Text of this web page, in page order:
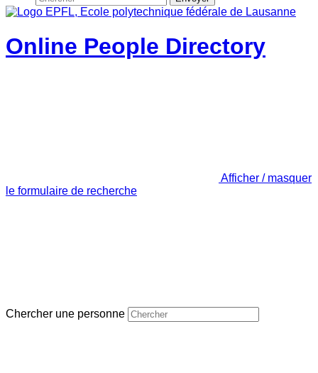
Online People Directory
Afficher / masquer
le formulaire de recherche
Chercher une personne